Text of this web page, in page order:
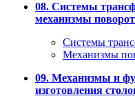
08. Системы
механизмы
Системы
Механизмы
09. Механизмы и
изготовления